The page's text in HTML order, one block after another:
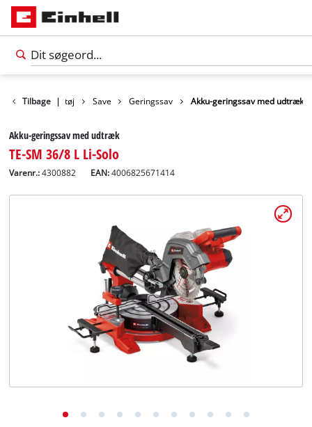
Tilbage |
Værktøj Save Geringssav Akku-geringssav med udtræk
Akku-geringssav med udtræk
TE-SM 36/8 L Li-Solo
Varenr.: 4300882 EAN:4006825671414